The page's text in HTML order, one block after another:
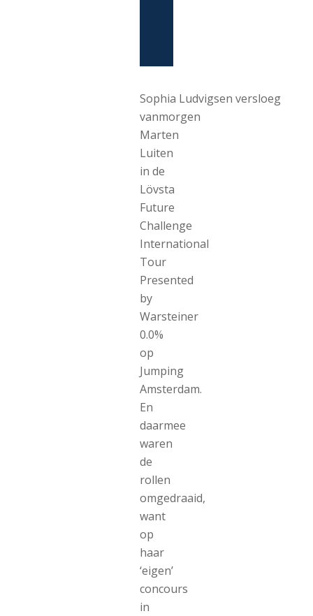
Sophia Ludvigsen versloeg
vanmorgen
Marten
Luiten
in de
Lövsta
Future
Challenge
International
Tour
Presented
by
Warsteiner
0.0%
op
Jumping
Amsterdam.
En
daarmee
waren
de
rollen
omgedraaid,
want
op
haar
‘eigen’
concours
in